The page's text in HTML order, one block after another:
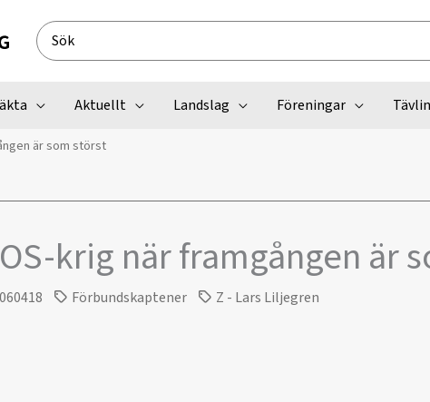
Search
for:
Aktuellt Landslag Föreningar
är som störst
OS-krig när framgången är
060418 Förbundskaptener Z - Lars Liljegren